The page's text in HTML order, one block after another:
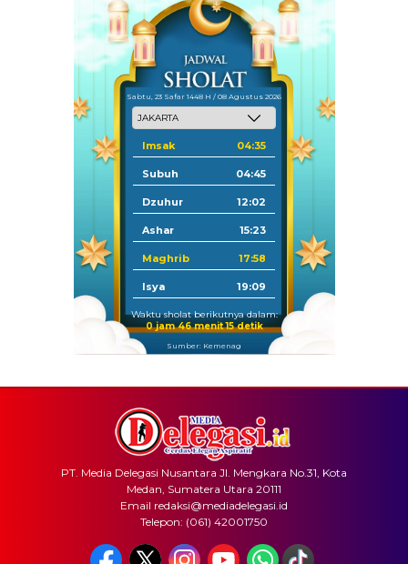
Sabtu, 23 Safar 1448 H / 08 Agustus 2026
Imsak 04:35
Subuh 04:45
Dzuhur 12:02
Ashar 15:23
Maghrib 17:58
Isya 19:09
Waktu sholat berikutnya dalam:
0 jam 46 menit 15 detik
Sumber: Kemenag
PT. Media Delegasi Nusantara Jl. Mengkara No.31, Kota
Medan, Sumatera Utara 20111
Email redaksi@mediadelegasi.id
Telepon: (061) 42001750